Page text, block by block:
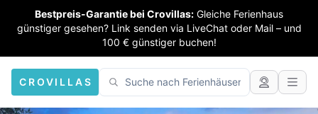
Bestpreis-Garantie bei Crovillas: Gleiche Ferienhaus
günstiger gesehen? Link senden via LiveChat oder Mail – und
100 € günstiger buchen!
CROVILLAS